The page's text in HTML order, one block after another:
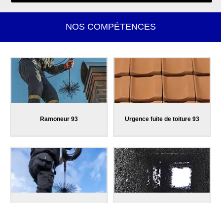
NOS COMPÉTENCES
Ramoneur 93 Urgence fuite de toiture 93